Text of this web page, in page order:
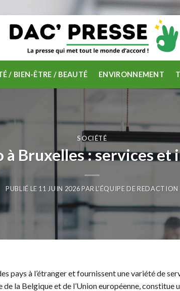
/ BIEN-ÊTRE / BEAUTÉ ENVIRONNEMENT
SOCIÉTÉ
à Bruxelles : services
PUBLIÉ LE 11 JUIN 2026PARL'ÉQUIPE DE REDACTION
pays à l’étranger et fournissent une variété de
la Belgique et de l’Union européenne, constitue